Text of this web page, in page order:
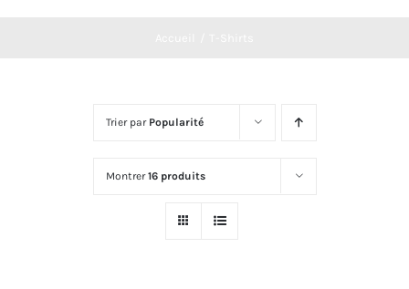
Trier par Popularité
Montrer16 produits